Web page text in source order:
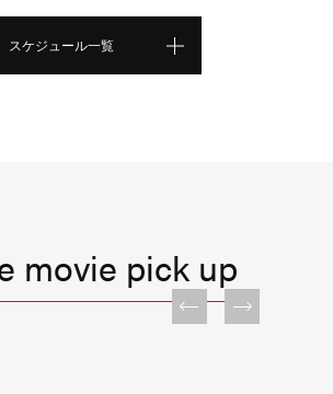
スケジュール一覧
movie pick up